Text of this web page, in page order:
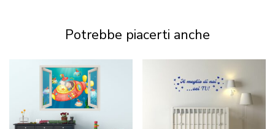
Adesivo murale
Potrebbe piacerti anche